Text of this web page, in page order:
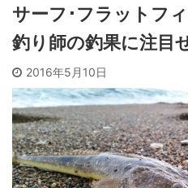
サーフ･フラットフ
釣り師の釣果に注目
2016年5月10日